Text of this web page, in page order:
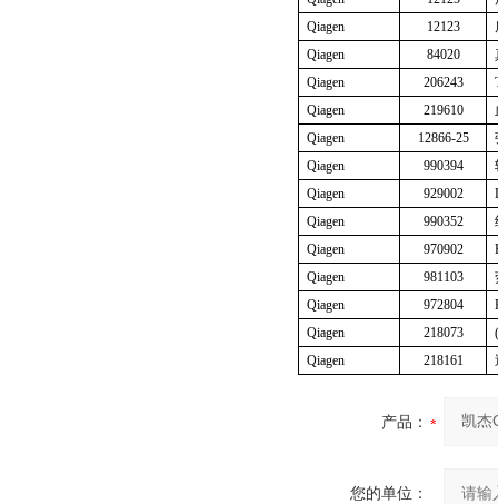
Qiagen
12123
Qiagen
84020
Qiagen
206243
Qiagen
219610
Qiagen
12866-25
Qiagen
990394
Qiagen
929002
Qiagen
990352
Qiagen
970902
Qiagen
981103
Qiagen
972804
Qiagen
218073
(
Qiagen
218161
产品：
您的单位：